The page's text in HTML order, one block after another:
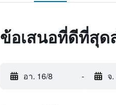
ข้อเสนอที่ดีที่สุด
อา. 16/8 - จ